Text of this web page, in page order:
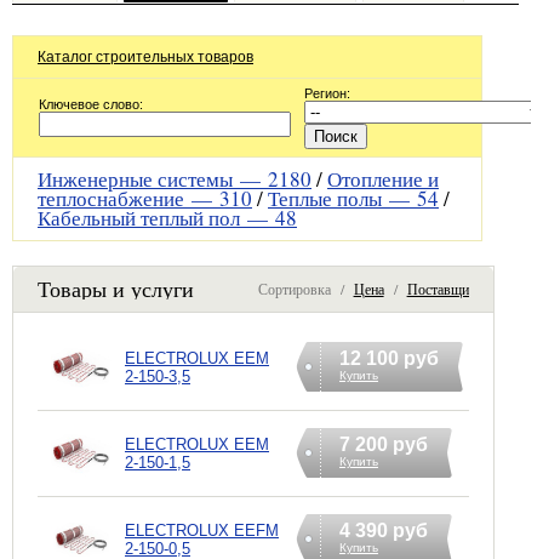
Каталог строительных товаров
Ключевое слово:
Регион:
Инженерные системы — 2180 /Отопление и
теплоснабжение —310/Теплые полы —54/
Кабельный теплый пол —48
Товары и услуги Сортировка / Цена/ Поставщик
ELECTROLUX EEM
2-150-3,5
12 100 руб
Купить
ELECTROLUX EEM
2-150-1,5
7 200 руб
Купить
ELECTROLUX EEFM
2-150-0,5
4 390 руб
Купить